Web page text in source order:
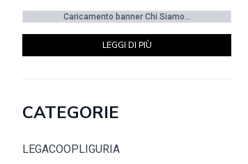
Caricamento banner Chi Siamo...
LEGGI DI PIÙ
CATEGORIE
LEGACOOPLIGURIA